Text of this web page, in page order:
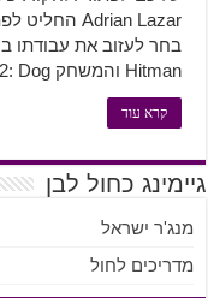
Hitman והמשחק Kane and Lynch 2: Dog …
קרא עוד
גיימינג כחול לבן
מנג'ר ישראל
מדריכים לחול